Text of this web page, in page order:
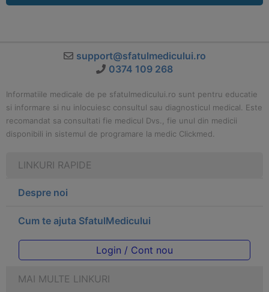
support@sfatulmedicului.ro
0374 109 268
Informatiile medicale de pe sfatulmedicului.ro sunt pentru educatie
si informare si nu inlocuiesc consultul sau diagnosticul medical. Este
recomandat sa consultati fie medicul Dvs., fie unul din medicii
disponibili in sistemul de programare la medic Clickmed.
LINKURI RAPIDE
Despre noi
Cum te ajuta SfatulMedicului
Login / Cont nou
MAI MULTE LINKURI